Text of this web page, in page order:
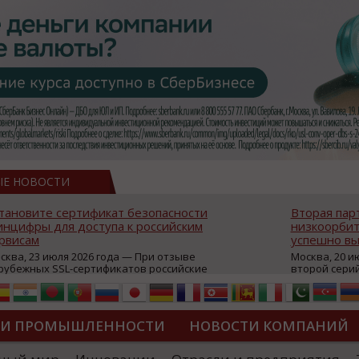
НОВОСТИ
сертификат безопасности
для доступа к российским
23 июля 2026 года — При отзыве
SSL-сертификатов российские
могут некорректно открываться в
браузерах (Google Chrome,
Edge и др.), а соединение с сервисами
ресурсы уже сообщили о
недоступности и ошибках при
из-за отзывов сертификатов
Вторая
успешно
Москва, 20
второй
аппаратов,
масштабной
интернет с
из
«Экономика
ПРОМЫШЛЕННОСТИ НОВОСТИ КОМПАНИЙ